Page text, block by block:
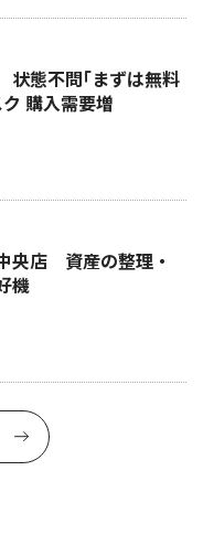
態不問｢まずは無料
購入需要増
央店 資産の整理・
機